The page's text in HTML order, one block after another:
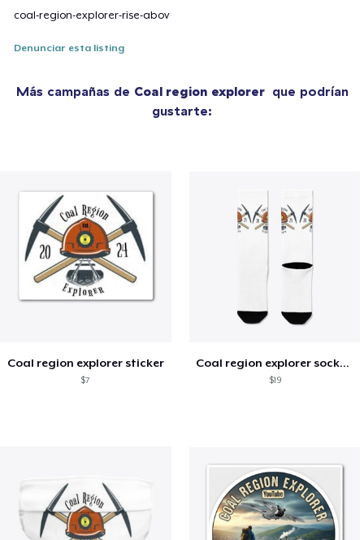
coal-region-explorer-rise-abov
Denunciar esta listing
Más campañas de Coal region explorer que podrían
gustarte:
Coal region explorer sticker
$7
Coal region explorer socks ( white)
$19